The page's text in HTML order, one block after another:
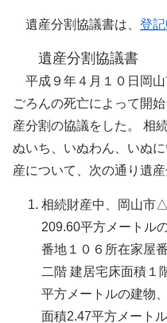
遺産分割協議書は、 登
遺産分割協議書
平成９年４月１０日岡
ごろんの死亡によって開
産分割の協議をした。 相
ぬいち、いぬわん、いぬ
産について、次の通り遺産
相続財産中、岡山市
209.60平方メートル
番地１０６所在家屋
二階 建居宅床面積１
平方メートルの建物
面積2.47平方メート